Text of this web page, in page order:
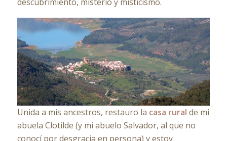
Unida a mis ancestros, restauro la casa rural de mi
abuela Clotilde (y mi abuelo Salvador, al que no
conocí por desgracia en persona) y estoy